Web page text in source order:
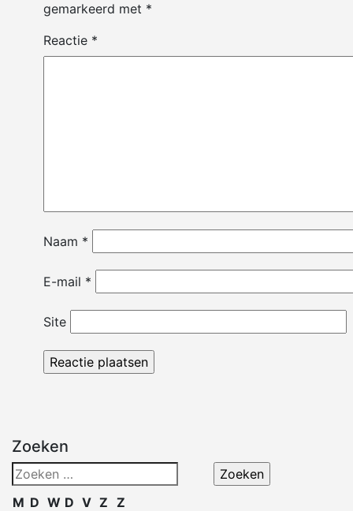
gemarkeerd met *
Reactie *
Naam *
E-mail *
Site
Zoeken
Zoeken
naar:
M D W D V Z Z